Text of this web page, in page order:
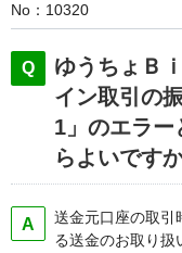
No 10320
ゆうちょＢ
イン取引の
1」のエラー
らよいですか
送金元口座の取引
る送金のお取り扱